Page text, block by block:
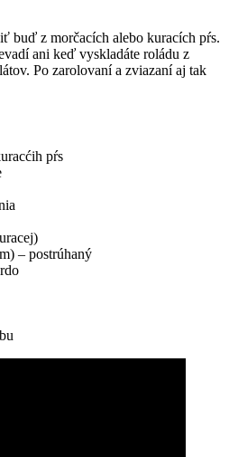
buď z morčacích alebo kuracích pŕs.
ani keď vyskladáte roládu z
Po zarolovaní a zviazaní aj tak
pŕs
– postrúhaný